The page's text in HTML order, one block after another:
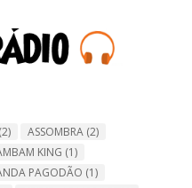
ASSOMBRA(2)
KING (1)
PAGODÃO (1)